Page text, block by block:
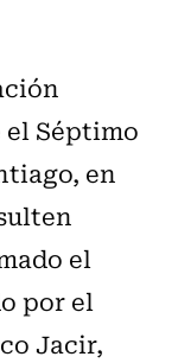
Séptimo
en
el
por el
Jacir,